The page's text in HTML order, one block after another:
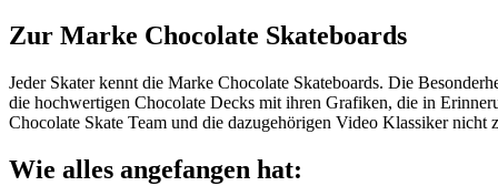
Zur Marke Chocolate Skateboards
Jeder Skater kennt die Marke Chocolate Skateboards. Die
die hochwertigen Chocolate Decks mit ihren Grafiken, die in
Chocolate Skate Team und die dazugehörigen Video Klassiker nicht
Wie alles angefangen hat: